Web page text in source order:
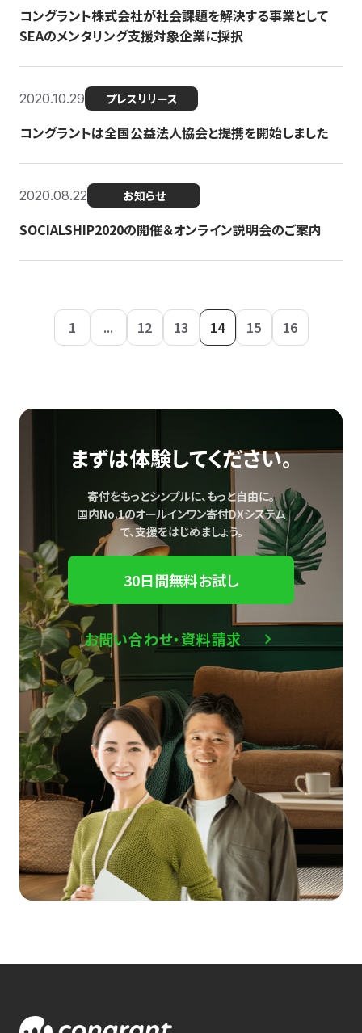
コングラント株式会社が社会課題を解決する事業として
SEAのメンタリング支援対象企業に採択
2020.10.29 プレスリリース
コングラントは全国公益法人協会と提携を開始しました
2020.08.22 お知らせ
SOCIALSHIP2020の開催＆オンライン説明会のご案内
1 ... 12 13 14 15 16
まずは体験してください。
寄付をもっとシンプルに、もっと自由に。
国内No.1のオールインワン寄付DXシステム
で、支援をはじめましょう。
30日間無料お試し
お問い合わせ・資料請求